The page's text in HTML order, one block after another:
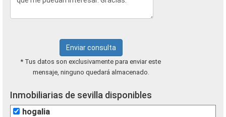
Enviar consulta
* Tus datos son exclusivamente para enviar este
mensaje, ninguno quedará almacenado.
Inmobiliarias de sevilla disponibles
hogalia